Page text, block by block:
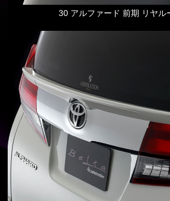
30 アルファード 前期 リヤル